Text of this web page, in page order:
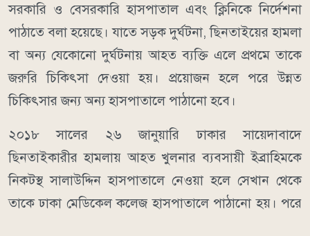
সরকারি ও বেসরকারি হাসপাতাল এবং ক্লিনিকে নির্দেশনা
পাঠাতে বলা হয়েছে। যাতে সড়ক দুর্ঘটনা, ছিনতাইয়ের হামলা
বা অন্য যেকোনো দুর্ঘটনায় আহত ব্যক্তি এলে প্রথমে তাকে
জরুরি চিকিৎসা দেওয়া হয়। প্রয়োজন হলে পরে উন্নত
চিকিৎসার জন্য অন্য হাসপাতালে পাঠানো হবে।
২০১৮ সালের ২৬ জানুয়ারি ঢাকার সায়েদাবাদে
ছিনতাইকারীর হামলায় আহত খুলনার ব্যবসায়ী ইব্রাহিমকে
নিকটস্থ সালাউদ্দিন হাসপাতালে নেওয়া হলে সেখান থেকে
তাকে ঢাকা মেডিকেল কলেজ হাসপাতালে পাঠানো হয়। পরে